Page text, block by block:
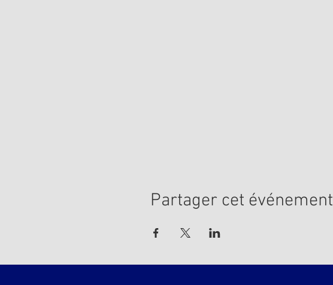
Partager cet événement